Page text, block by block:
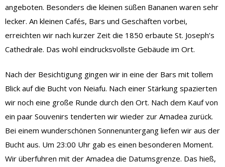
angeboten. Besonders die kleinen süßen Bananen waren sehr
lecker. An kleinen Cafés, Bars und Geschäften vorbei,
erreichten wir nach kurzer Zeit die 1850 erbaute St. Joseph’s
Cathedrale. Das wohl eindrucksvollste Gebäude im Ort.
Nach der Besichtigung gingen wir in eine der Bars mit tollem
Blick auf die Bucht von Neiafu. Nach einer Stärkung spazierten
wir noch eine große Runde durch den Ort. Nach dem Kauf von
ein paar Souvenirs tenderten wir wieder zur Amadea zurück.
Bei einem wunderschönen Sonnenuntergang liefen wir aus der
Bucht aus. Um 23:00 Uhr gab es einen besonderen Moment.
Wir überfuhren mit der Amadea die Datumsgrenze. Das hieß,